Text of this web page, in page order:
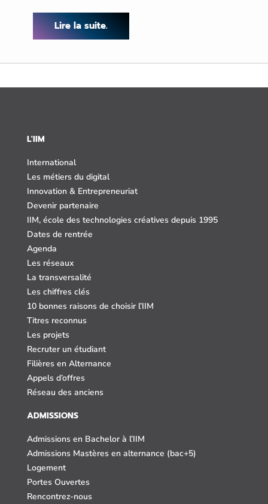
Lire la suite.
L'IIM
International
Les métiers du digital
Innovation & Entrepreneuriat
Devenir partenaire
IIM, école des technologies créatives depuis 1995
Dates de rentrée
Agenda
Les réseaux
La transversalité
Les chiffres clés
10 bonnes raisons de choisir l’IIM
Titres reconnus
Les projets
Recruter un étudiant
Filières en Alternance
Appels d’offres
Réseau des anciens
ADMISSIONS
Admissions en Bachelor à l’IIM
Admissions Mastères en alternance (bac+5)
Logement
Portes Ouvertes
Rencontrez-nous